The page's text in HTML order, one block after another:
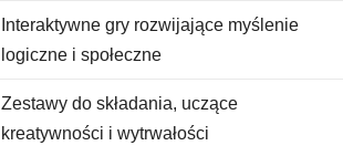
Interaktywne gry rozwijające myślenie
logiczne i społeczne
Zestawy do składania, uczące
kreatywności i wytrwałości